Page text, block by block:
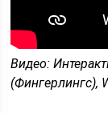
Видео:
(Фингерлингс),